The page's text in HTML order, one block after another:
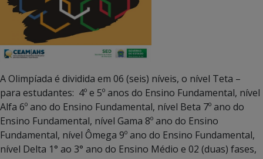
A Olimpíada é dividida em 06 (seis) níveis, o nível Teta –
para estudantes: 4º e 5º anos do Ensino Fundamental, nível
Alfa 6º ano do Ensino Fundamental, nível Beta 7º ano do
Ensino Fundamental, nível Gama 8º ano do Ensino
Fundamental, nível Ômega 9º ano do Ensino Fundamental,
nível Delta 1° ao 3° ano do Ensino Médio e 02 (duas) fases,